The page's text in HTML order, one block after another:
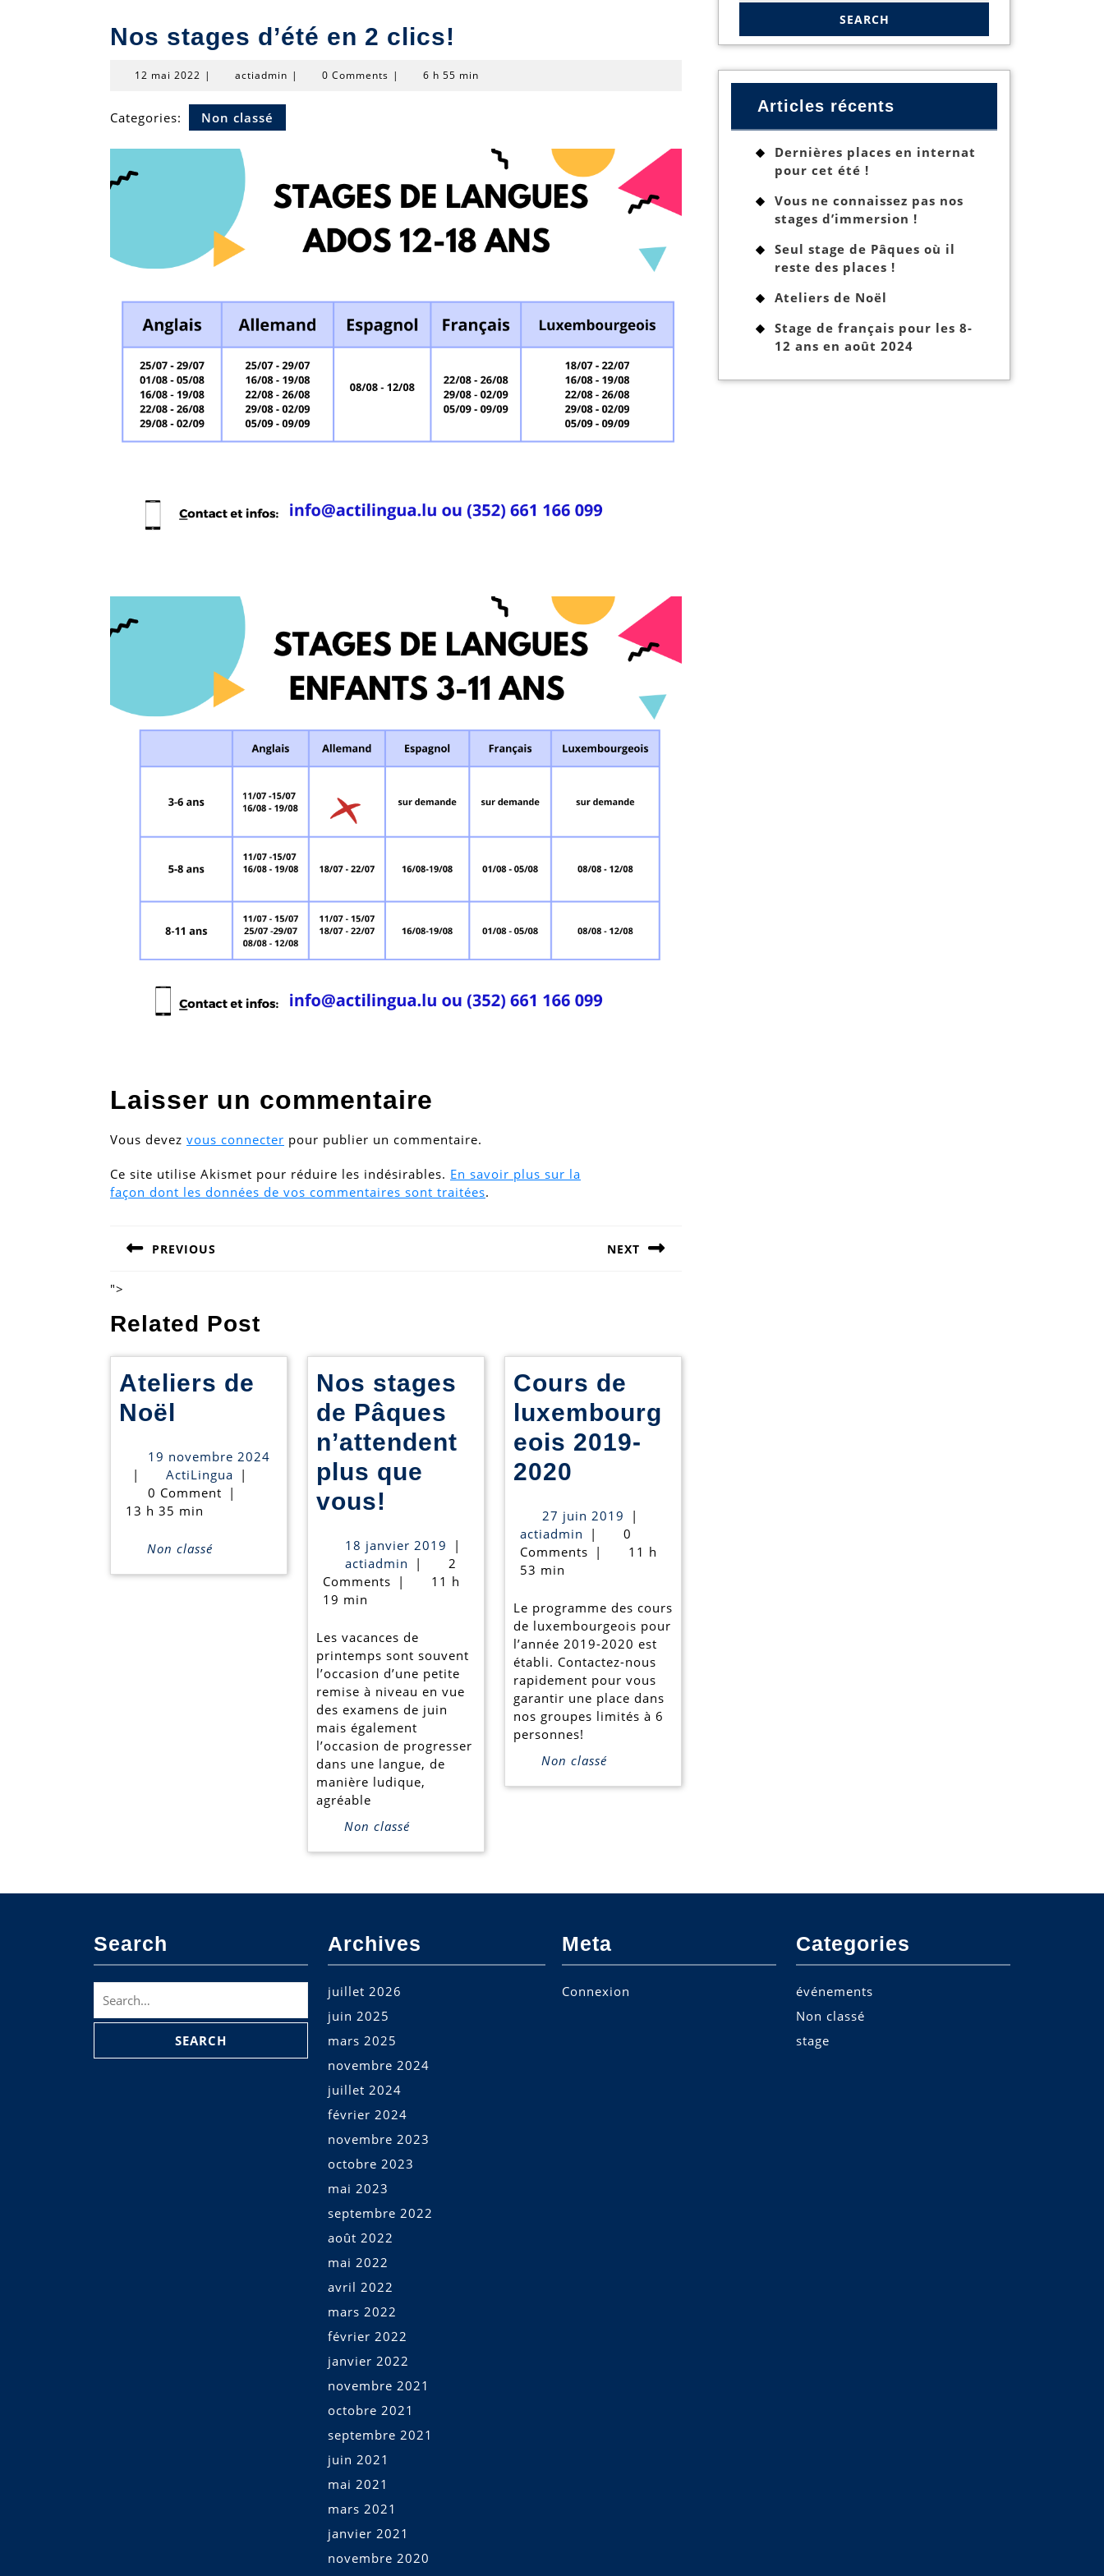
Nos stages d’été en 2 clics!
12 mai 2022 12
2022
| actiadmin actiadmin
| 0 Comments | 6 h 55 min
Categories: Non classé
Laisser un commentaire
Vous devez vous connecter pour publier un commentaire.
Ce site utilise Akismet pour réduire les indésirables. En savoir plus sur la
façon dont les données de vos commentaires sont traitées.
l’article
PREVIOUS
post:
NEXT
">
Related Post
Ateliers de
Noël
Noël
19 novembre 2024
19
novembre
2024
| ActiLinguaActiLingua
|
0 Comment |
13 h 35 min
Non classé
Nos stages
de Pâques
n’attendent
plus que
vous!
de
Pâques
n’attendent
plus
que
vous!
18 janvier 2019 18
janvier
2019
|
actiadmin actiadmin
|
2
Comments |
11 h
19 min
Les vacances de
printemps sont souvent
l’occasion d’une petite
remise à niveau en vue
des examens de juin
mais également
l’occasion de progresser
dans une langue, de
manière ludique,
agréable
Non classé
Cours de
luxembourg
eois 2019-
2020
luxembourgeois
2019-
27 juin 2019 27
juin
2019
|
actiadmin actiadmin
|
0
Comments |
11 h
53 min
Le programme des cours
de luxembourgeois pour
l’année 2019-2020 est
établi. Contactez-nous
rapidement pour vous
garantir une place dans
nos groupes limités à 6
personnes!
Non classé
Articles récents
Dernières places en internat
pour cet été !
Vous ne connaissez pas nos
stages d’immersion !
Seul stage de Pâques où il
reste des places !
Ateliers de Noël
Stage de français pour les 8-
12 ans en août 2024
Search
for:
Archives
juillet 2026
juin 2025
mars 2025
novembre 2024
juillet 2024
février 2024
novembre 2023
octobre 2023
mai 2023
septembre 2022
août 2022
mai 2022
avril 2022
mars 2022
février 2022
janvier 2022
novembre 2021
octobre 2021
septembre 2021
juin 2021
mai 2021
mars 2021
janvier 2021
novembre 2020
Meta
Connexion
Categories
événements
Non classé
stage